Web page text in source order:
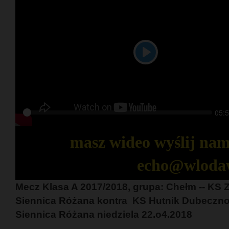
Play
Play Seek
masz wideo wyślij
Mecz Klasa A 2017/2018, grupa: Chełm -- KS
Siennica Różana kontra KS Hutnik
Siennica Różana niedziela 22.o4.2018